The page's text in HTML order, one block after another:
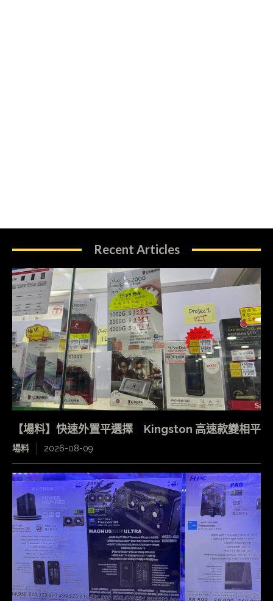
Recent Articles
【場料】快速外置平選擇 Kingston 高速款變相平
場料 2026-08-09